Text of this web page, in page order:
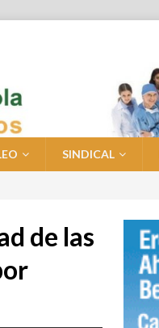
SINDICAL
de las